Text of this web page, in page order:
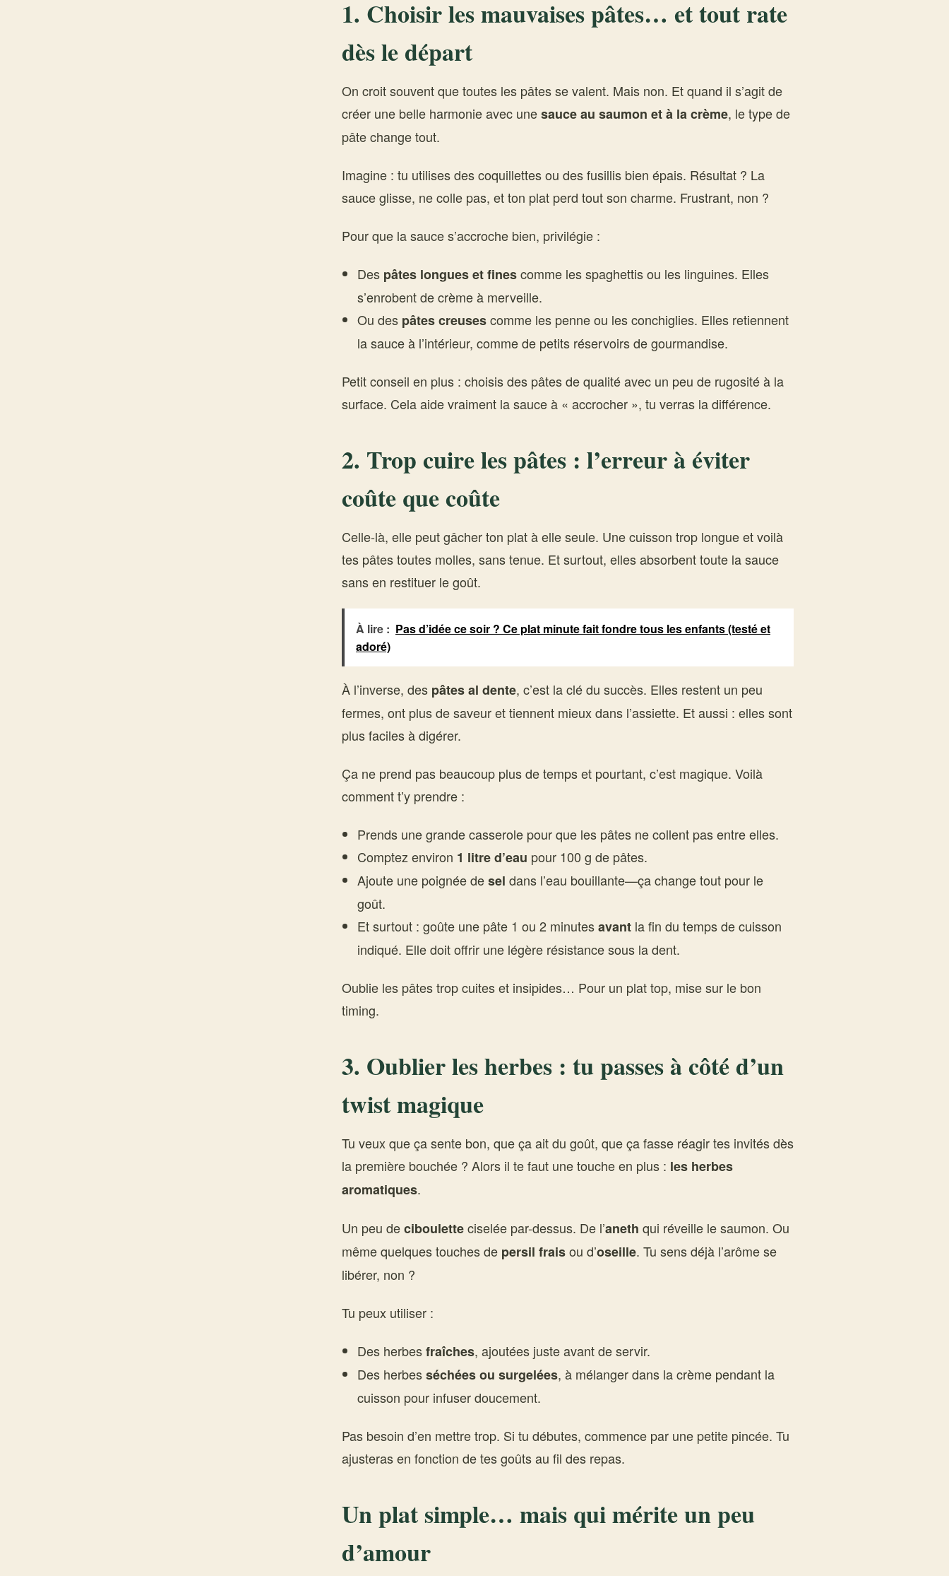
1. Choisir les mauvaises pâtes… et tout rate
dès le départ
On croit souvent que toutes les pâtes se valent. Mais non. Et quand il s’agit de
créer une belle harmonie avec unesauce au saumon et à la crème, le type de
pâte change tout.
Imagine : tu utilises des coquillettes ou des fusillis bien épais. Résultat ? La
sauce glisse, ne colle pas, et ton plat perd tout son charme. Frustrant, non ?
Pour que la sauce s’accroche bien, privilégie :
Des pâtes longues et finescomme les spaghettis ou les linguines. Elles
s’enrobent de crème à merveille.
Ou des pâtes creusescomme les penne ou les conchiglies. Elles retiennent
la sauce à l’intérieur, comme de petits réservoirs de gourmandise.
Petit conseil en plus : choisis des pâtes de qualité avec un peu de rugosité à la
surface. Cela aide vraiment la sauce à « accrocher », tu verras la différence.
2. Trop cuire les pâtes : l’erreur à éviter
coûte que coûte
Celle-là, elle peut gâcher ton plat à elle seule. Une cuisson trop longue et voilà
tes pâtes toutes molles, sans tenue. Et surtout, elles absorbent toute la sauce
sans en restituer le goût.
À lire : Pas d’idée ce soir ? Ce plat minute fait fondre tous les enfants (testé et
adoré)
À l’inverse, des pâtes al dente, c’est la clé du succès. Elles restent un peu
fermes, ont plus de saveur et tiennent mieux dans l’assiette. Et aussi : elles sont
plus faciles à digérer.
Ça ne prend pas beaucoup plus de temps et pourtant, c’est magique. Voilà
comment t’y prendre :
Prends une grande casserole pour que les pâtes ne collent pas entre elles.
Comptez environ 1 litre d’eau pour 100 g de pâtes.
Ajoute une poignée desel dans l’eau bouillante—ça change tout pour le
goût.
Et surtout : goûte une pâte 1 ou 2 minutesavantla fin du temps de cuisson
indiqué. Elle doit offrir une légère résistance sous la dent.
Oublie les pâtes trop cuites et insipides… Pour un plat top, mise sur le bon
timing.
3. Oublier les herbes : tu passes à côté d’un
twist magique
Tu veux que ça sente bon, que ça ait du goût, que ça fasse réagir tes invités dès
la première bouchée ? Alors il te faut une touche en plus : les herbes
aromatiques.
Un peu decibouletteciselée par-dessus. De l’aneth qui réveille le saumon. Ou
même quelques touches de persil fraisou d’oseille. Tu sens déjà l’arôme se
libérer, non ?
Tu peux utiliser :
Des herbesfraîches, ajoutées juste avant de servir.
Des herbesséchées ou surgelées, à mélanger dans la crème pendant la
cuisson pour infuser doucement.
Pas besoin d’en mettre trop. Si tu débutes, commence par une petite pincée. Tu
ajusteras en fonction de tes goûts au fil des repas.
Un plat simple… mais qui mérite un peu
d’amour